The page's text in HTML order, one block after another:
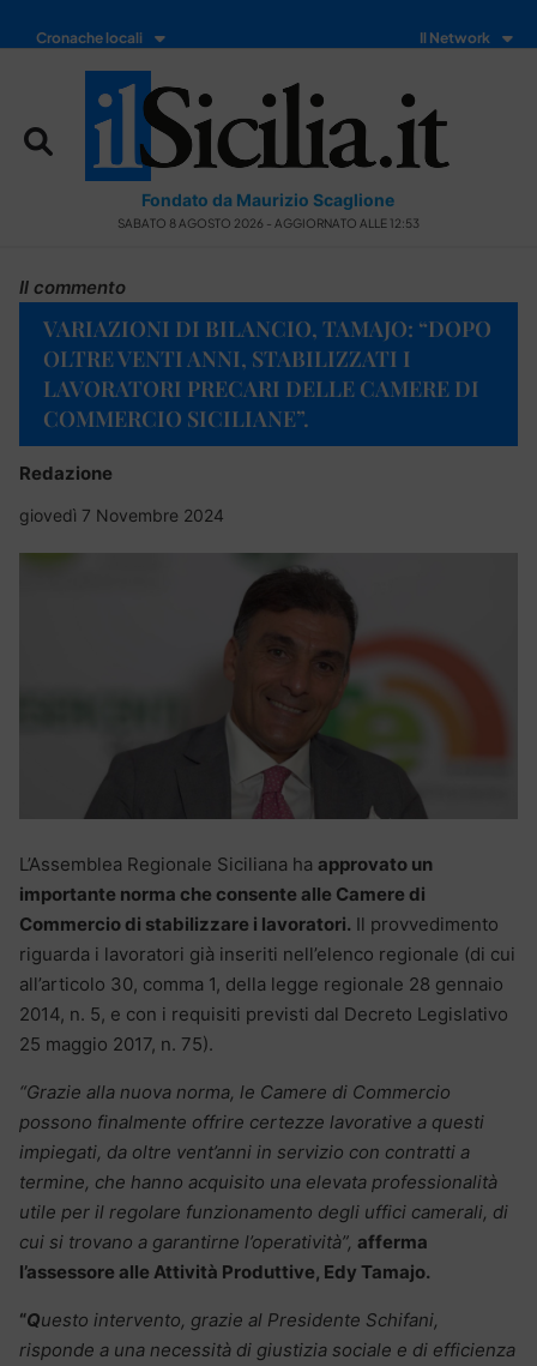
Cronache locali Il Network
Fondato da Maurizio Scaglione
SABATO 8 AGOSTO 2026 - AGGIORNATO ALLE 12:53
Il commento
VARIAZIONI DI BILANCIO, TAMAJO: “DOPO
OLTRE VENTI ANNI, STABILIZZATI I
LAVORATORI PRECARI DELLE CAMERE DI
COMMERCIO SICILIANE”.
Redazione
giovedì 7 Novembre 2024
L’Assemblea Regionale Siciliana ha approvato un
importante norma che consente alle Camere di
Commercio di stabilizzare i lavoratori. Il provvedimento
riguarda i lavoratori già inseriti nell’elenco regionale (di cui
all’articolo 30, comma 1, della legge regionale 28 gennaio
2014, n. 5, e con i requisiti previsti dal Decreto Legislativo
25 maggio 2017, n. 75).
“Grazie alla nuova norma, le Camere di Commercio
possono finalmente offrire certezze lavorative a questi
impiegati, da oltre vent’anni in servizio con contratti a
termine, che hanno acquisito una elevata professionalità
utile per il regolare funzionamento degli uffici camerali, di
cui si trovano a garantirne l’operatività”, afferma
l’assessore alle Attività Produttive, Edy Tamajo.
“Questo intervento, grazie al Presidente Schifani,
risponde a una necessità di giustizia sociale e di efficienza